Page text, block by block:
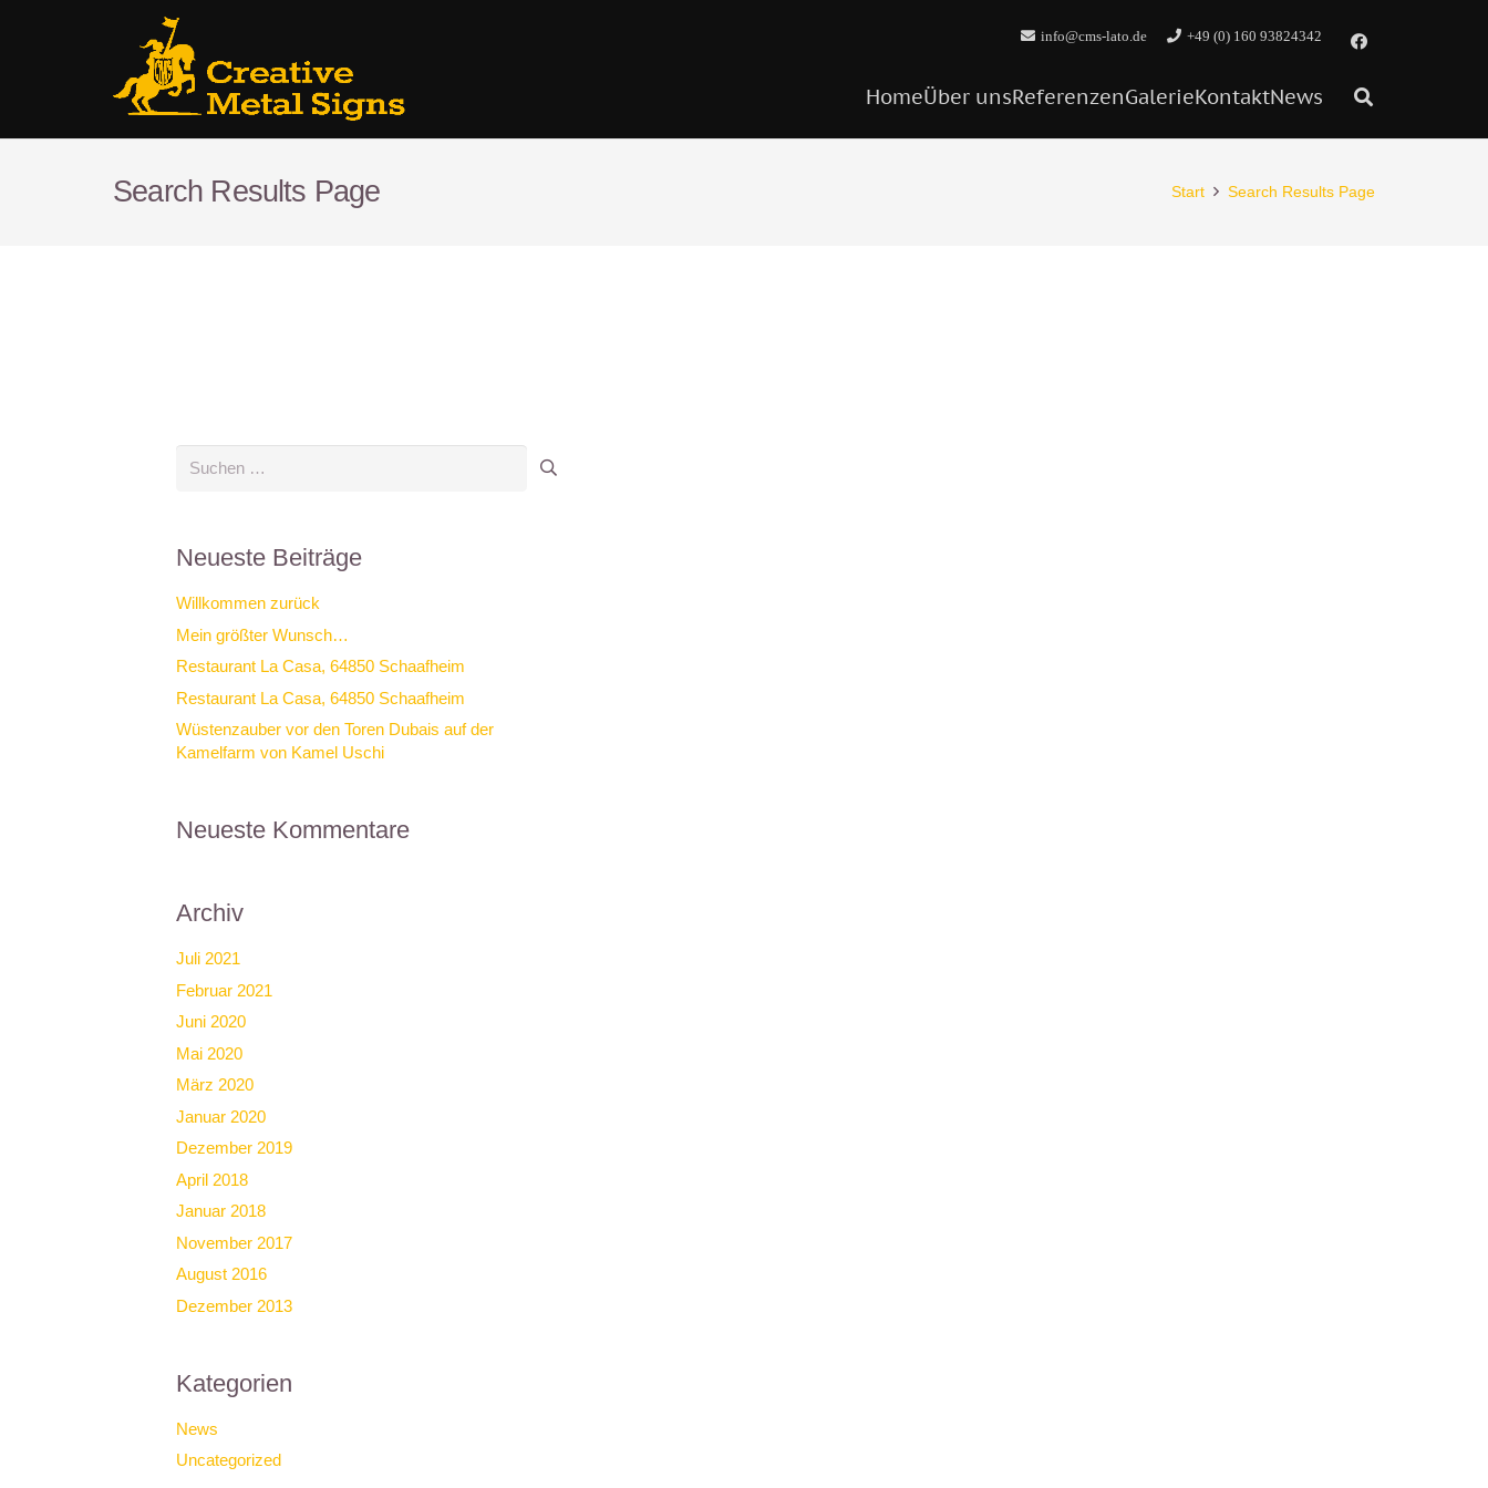
info@cms-lato.de +49 (0) 160 93824342
HomeÜber unsReferenzenGalerieKontaktNews
Search Results Page Start Search Results Page
Suchen
Neueste Beiträge
Willkommen zurück
Mein größter Wunsch…
Restaurant La Casa, 64850 Schaafheim
Restaurant La Casa, 64850 Schaafheim
Wüstenzauber vor den Toren Dubais auf der
Kamelfarm von Kamel Uschi
Neueste Kommentare
Archiv
Juli 2021
Februar 2021
Juni 2020
Mai 2020
März 2020
Januar 2020
Dezember 2019
April 2018
Januar 2018
November 2017
August 2016
Dezember 2013
Kategorien
News
Uncategorized